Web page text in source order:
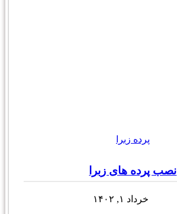
پرده زبرا
نصب پرده های زبرا
خرداد ۱, ۱۴۰۲